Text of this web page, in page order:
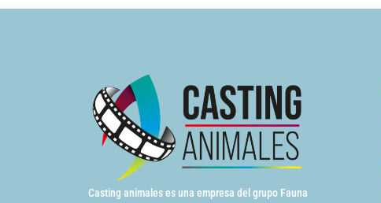
Casting animales es una empresa del grupo Fauna